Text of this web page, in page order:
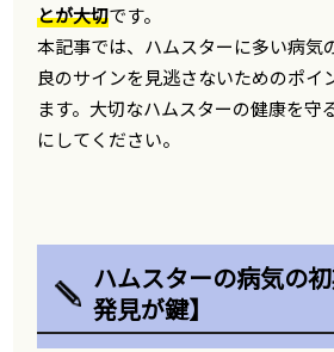
とが大切です。
本記事では、ハムスターに多い病気
良のサインを見逃さないためのポイ
ます。大切なハムスターの健康を守
にしてください。
ハムスターの病気の
発見が鍵】